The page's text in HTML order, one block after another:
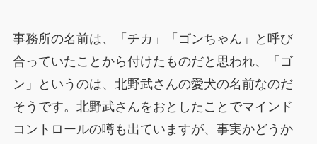
事務所の名前は、「チカ」「ゴンちゃん」と呼び
合っていたことから付けたものだと思われ、「ゴ
ン」というのは、北野武さんの愛犬の名前なのだ
そうです。北野武さんをおとしたことでマインド
コントロールの噂も出ていますが、事実かどうか